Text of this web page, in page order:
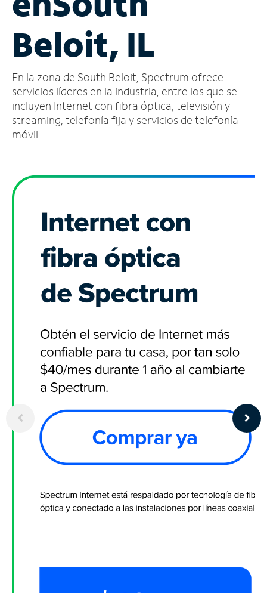
cuenta
Encuentra
tienda
Beloit, IL
En la zona de South Beloit, Spectrum ofrece
servicios líderes en la industria, entre los que se
incluyen Internet con fibra óptica, televisión y
streaming, telefonía fija y servicios de telefonía
móvil.